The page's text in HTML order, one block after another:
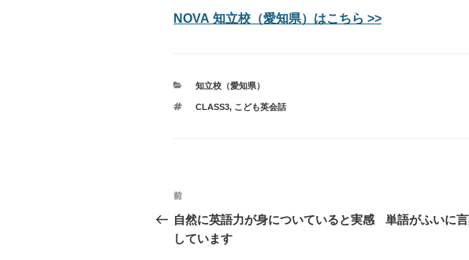
NOVA 知立校（愛知県）はこちら >>
カ
ゴ
知立校（愛知県）
タ
CLASS3, こども英会話
投
稿
ナ
過
去
の
前
自然に英語力が身についていると実感
しています
単語がふいに